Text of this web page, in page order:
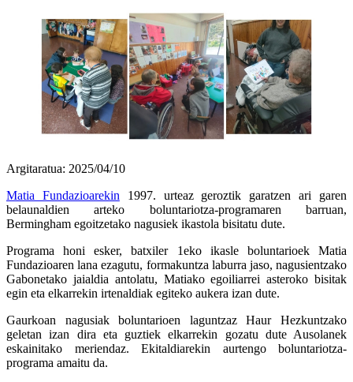
Argitaratua: 2025/04/10
Matia Fundazioarekin 1997. urteaz geroztik garatzen ari garen
belaunaldien arteko boluntariotza-programaren barruan,
Bermingham egoitzetako nagusiek ikastola bisitatu dute.
Programa honi esker, batxiler 1eko ikasle boluntarioek Matia
Fundazioaren lana ezagutu, formakuntza laburra jaso, nagusientzako
Gabonetako jaialdia antolatu, Matiako egoiliarrei asteroko bisitak
egin eta elkarrekin irtenaldiak egiteko aukera izan dute.
Gaurkoan nagusiak boluntarioen laguntzaz Haur Hezkuntzako
geletan izan dira eta guztiek elkarrekin gozatu dute Ausolanek
eskainitako meriendaz. Ekitaldiarekin aurtengo boluntariotza-
programa amaitu da.